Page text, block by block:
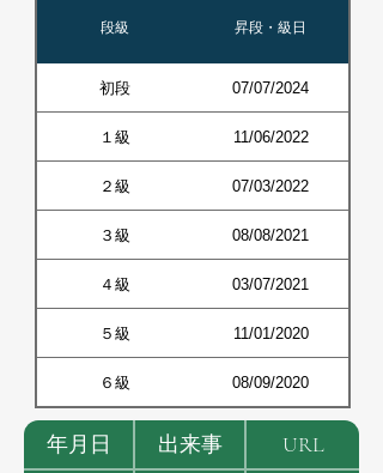
段級 昇段・級日
初段 07/07/2024
１級 11/06/2022
２級 07/03/2022
３級 08/08/2021
４級 03/07/2021
５級 11/01/2020
６級 08/09/2020
年月日 出来事 URL